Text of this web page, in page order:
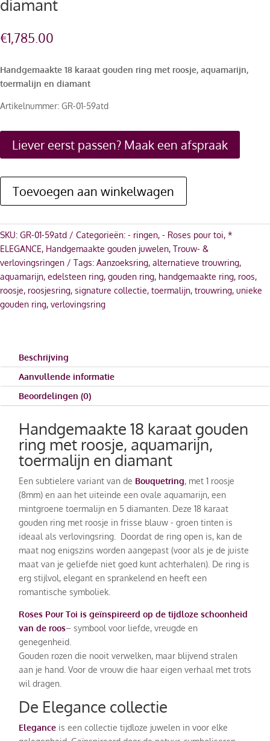
diamant
€1,785.00
Handgemaakte 18 karaat gouden ring met roosje, aquamarijn,
toermalijn en diamant
Artikelnummer: GR-01-59atd
Liever eerst passen? Maak een afspraak
Toevoegen aan winkelwagen
SKU: GR-01-59atd Categorieën: - ringen, - Roses pour toi, *
ELEGANCE, Handgemaakte gouden juwelen, Trouw- &
verlovingsringen
Tags: Aanzoeksring, alternatieve trouwring,
aquamarijn, edelsteen ring, gouden ring, handgemaakte ring, roos,
roosje, roosjesring, signature collectie, toermalijn, trouwring, unieke
gouden ring, verlovingsring
Beschrijving
Aanvullende informatie
Beoordelingen (0)
Handgemaakte 18 karaat gouden
ring met roosje, aquamarijn,
toermalijn en diamant
Een subtielere variant van de Bouquetring, met 1 roosje
(8mm) en aan het uiteinde een ovale aquamarijn, een
mintgroene toermalijn en 5 diamanten. Deze 18 karaat
gouden ring met roosje in frisse blauw - groen tinten is
ideaal als verlovingsring. Doordat de ring open is, kan de
maat nog enigszins worden aangepast (voor als je de juiste
maat van je geliefde niet goed kunt achterhalen). De ring is
erg stijlvol, elegant en sprankelend en heeft een
romantische symboliek.
Roses Pour Toi is geïnspireerd op de tijdloze schoonheid
van de roos– symbool voor liefde, vreugde en
genegenheid.
Gouden rozen die nooit verwelken, maar blijvend stralen
aan je hand. Voor de vrouw die haar eigen verhaal met trots
wil dragen.
De Elegance collectie
Elegance is een collectie tijdloze juwelen in voor elke